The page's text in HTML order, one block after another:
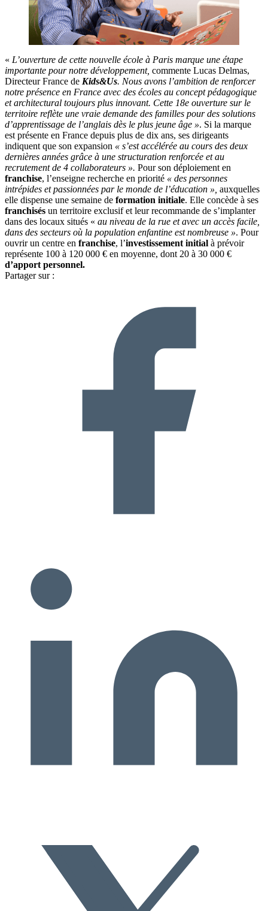
« L’ouverture de cette nouvelle école à Paris marque une étape
importante pour notre développement, commente Lucas Delmas,
Directeur France de Kids&Us. Nous avons l’ambition de renforcer
notre présence en France avec des écoles au concept pédagogique
et architectural toujours plus innovant. Cette 18e ouverture sur le
territoire reflète une vraie demande des familles pour des solutions
d’apprentissage de l’anglais dès le plus jeune âge ». Si la marque
est présente en France depuis plus de dix ans, ses dirigeants
indiquent que son expansion « s’est accélérée au cours des deux
dernières années grâce à une structuration renforcée et au
recrutement de 4 collaborateurs ». Pour son déploiement en
franchise, l’enseigne recherche en priorité « des personnes
intrépides et passionnées par le monde de l’éducation », auxquelles
elle dispense une semaine de formation initiale. Elle concède à ses
franchisés un territoire exclusif et leur recommande de s’implanter
dans des locaux situés « au niveau de la rue et avec un accès facile,
dans des secteurs où la population enfantine est nombreuse ». Pour
ouvrir un centre en franchise, l’investissement initial à prévoir
représente 100 à 120 000 € en moyenne, dont 20 à 30 000 €
d’apport personnel.
Partager sur :